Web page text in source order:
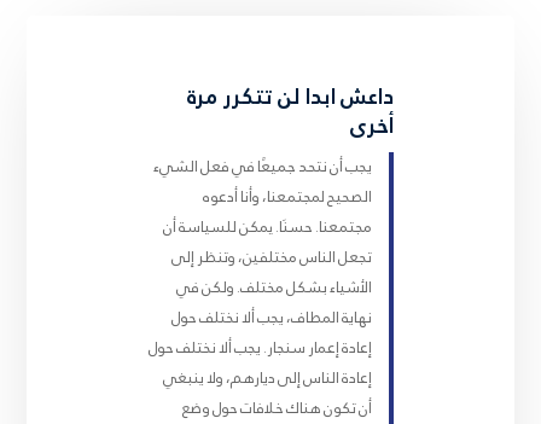
داعش ابدا لن تتكرر مرة
أخرى
يجب أن نتحد جميعًا في فعل الشيء
الصحيح لمجتمعنا، وأنا أدعوه
مجتمعنا. حسنَا. يمكن للسياسة أن
تجعل الناس مختلفين، وتنظر إلى
الأشياء بشكل مختلف. ولكن في
نهاية المطاف، يجب ألا نختلف حول
إعادة إعمار سنجار. يجب ألا نختلف حول
إعادة الناس إلى ديارهم، ولا ينبغي
أن تكون هناك خلافات حول وضع